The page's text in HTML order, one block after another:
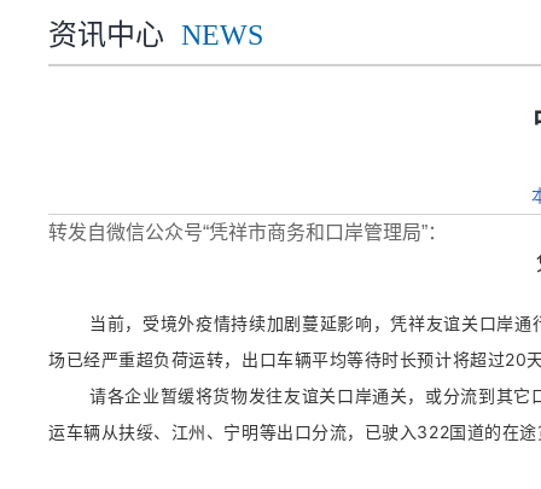
资讯中心 NEWS
转发自微信公众号“凭祥市商务和口岸管理局”：
当前，受境外疫情持续加剧蔓延影响，凭祥友谊关口岸
场已经严重超负荷运转，出口车辆平均等待时长预计将超过20
请各企业暂缓将货物发往友谊关口岸通关，或分流到其
运车辆从扶绥、江州、宁明等出口分流，已驶入322国道的在